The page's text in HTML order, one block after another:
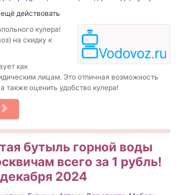
действовать
кулера!
на скидку к
как
лицам. Это отличная возможность
также оценить удобство кулера!
бутыль горной воды
всего за 1 рубль!
2024